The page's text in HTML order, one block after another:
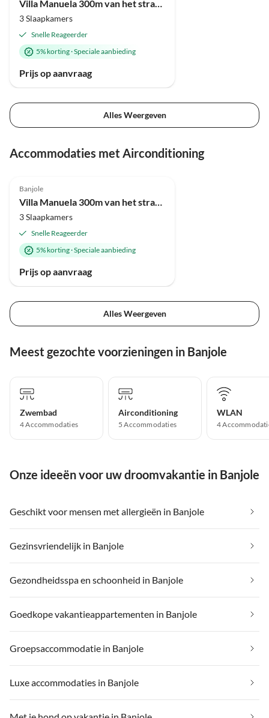
3 Slaapkamers
Snelle Reageerder
5% korting·Speciale aanbieding
Prijs op aanvraag
Alles Weergeven
Accommodaties met Airconditioning
Banjole
Villa Manuela 300m van het strand
3 Slaapkamers
Snelle Reageerder
5% korting·Speciale aanbieding
Prijs op aanvraag
Alles Weergeven
Meest gezochte voorzieningen in Banjole
Zwembad
4 Accommodaties
Airconditioning
5 Accommodaties
WLAN
4
Onze ideeën voor uw droomvakantie in Banjole
Geschikt voor mensen met allergieën in Banjole
Gezinsvriendelijk in Banjole
Gezondheidsspa en schoonheid in Banjole
Goedkope vakantieappartementen in Banjole
Groepsaccommodatie in Banjole
Luxe accommodaties in Banjole